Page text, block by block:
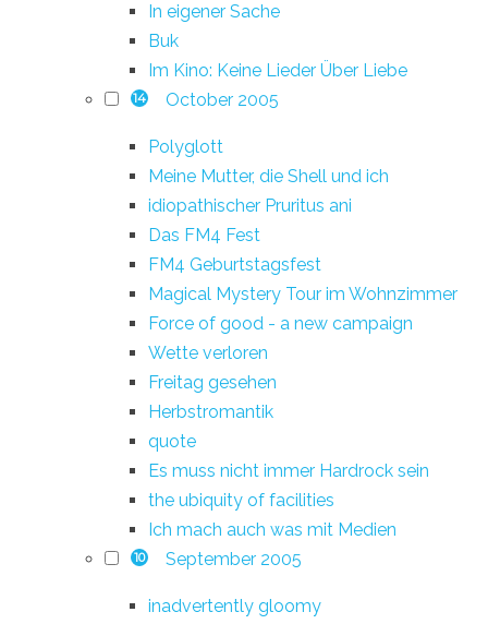
In eigener Sache
Buk
Im Kino: Keine Lieder Über Liebe
14 October 2005
Polyglott
Meine Mutter, die Shell und ich
idiopathischer Pruritus ani
Das FM4 Fest
FM4 Geburtstagsfest
Magical Mystery Tour im Wohnzimmer
Force of good - a new campaign
Wette verloren
Freitag gesehen
Herbstromantik
quote
Es muss nicht immer Hardrock sein
the ubiquity of facilities
Ich mach auch was mit Medien
10 September 2005
inadvertently gloomy